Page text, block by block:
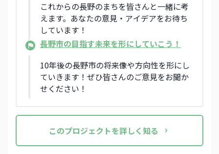
これからの長野のまちを皆さんと一緒に考
えます。あなたの意見・アイデアをお待ち
しています！
長野市の目指す未来を形にしていこう！
10年後の長野市の将来像や方向性を形にし
ていきます！ぜひ皆さんのご意見をお聞か
せください！
このプロジェクトを詳しく知る